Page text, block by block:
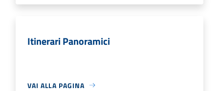
Itinerari Panoramici
VAI ALLA PAGINA